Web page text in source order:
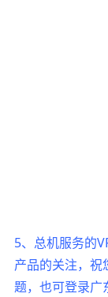
5、总机服务的
产品的关注，祝
题，也可登录广